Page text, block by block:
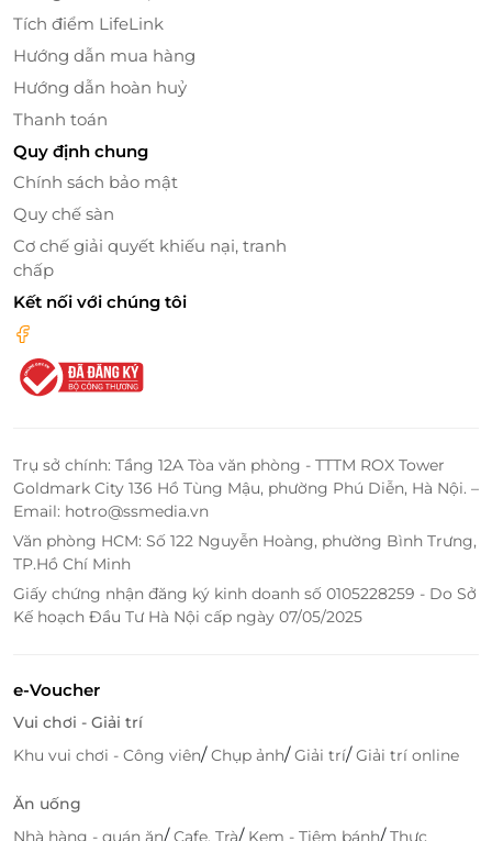
Tích điểm LifeLink
Hướng dẫn mua hàng
Hướng dẫn hoàn huỷ
Thanh toán
Quy định chung
Chính sách bảo mật
Quy chế sàn
Cơ chế giải quyết khiếu nại, tranh
chấp
Kết nối với chúng tôi
Trụ sở chính: Tầng 12A Tòa văn phòng - TTTM ROX Tower
Goldmark City 136 Hồ Tùng Mậu, phường Phú Diễn, Hà Nội. –
Email: hotro@ssmedia.vn
Văn phòng HCM: Số 122 Nguyễn Hoàng, phường Bình Trưng,
TP.Hồ Chí Minh
Giấy chứng nhận đăng ký kinh doanh số 0105228259 - Do Sở
Kế hoạch Đầu Tư Hà Nội cấp ngày 07/05/2025
e-Voucher
Vui chơi - Giải trí
Khu vui chơi - Công viên/Chụp ảnh/Giải trí/Giải trí online
Ăn uống
Nhà hàng - quán ăn/Cafe, Trà/ Kem - Tiệm bánh/Thực